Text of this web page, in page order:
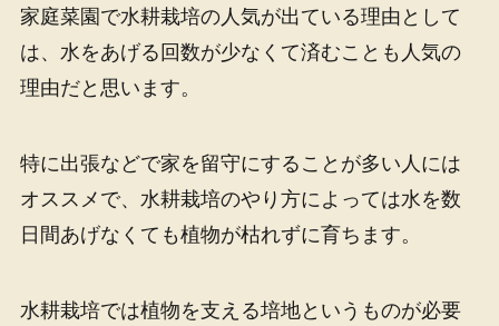
家庭菜園で水耕栽培の人気が出ている理由として
は、水をあげる回数が少なくて済むことも人気の
理由だと思います。
特に出張などで家を留守にすることが多い人には
オススメで、水耕栽培のやり方によっては水を数
日間あげなくても植物が枯れずに育ちます。
水耕栽培では植物を支える培地というものが必要